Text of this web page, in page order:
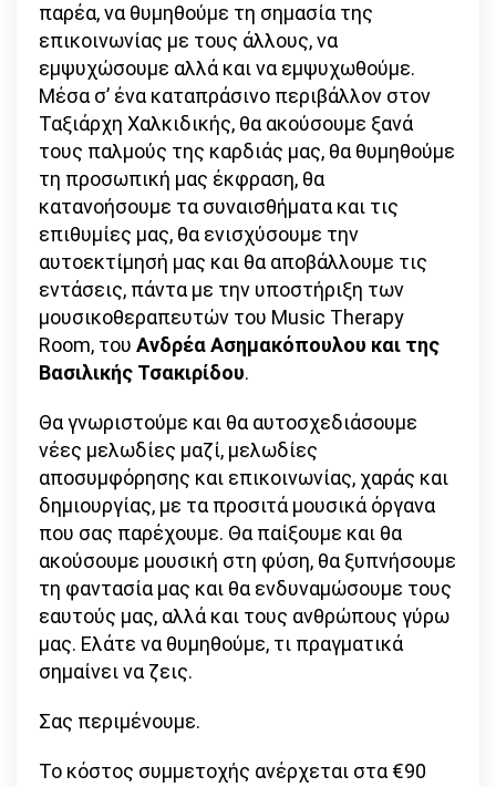
παρέα, να θυμηθούμε τη σημασία της
επικοινωνίας με τους άλλους, να
εμψυχώσουμε αλλά και να εμψυχωθούμε.
Μέσα σ’ ένα καταπράσινο περιβάλλον στον
Ταξιάρχη Χαλκιδικής, θα ακούσουμε ξανά
τους παλμούς της καρδιάς μας, θα θυμηθούμε
τη προσωπική μας έκφραση, θα
κατανοήσουμε τα συναισθήματα και τις
επιθυμίες μας, θα ενισχύσουμε την
αυτοεκτίμησή μας και θα αποβάλλουμε τις
εντάσεις, πάντα με την υποστήριξη των
μουσικοθεραπευτών του Music Therapy
Room, του Ανδρέα Ασημακόπουλου και της
Βασιλικής Τσακιρίδου.
Θα γνωριστούμε και θα αυτοσχεδιάσουμε
νέες μελωδίες μαζί, μελωδίες
αποσυμφόρησης και επικοινωνίας, χαράς και
δημιουργίας, με τα προσιτά μουσικά όργανα
που σας παρέχουμε. Θα παίξουμε και θα
ακούσουμε μουσική στη φύση, θα ξυπνήσουμε
τη φαντασία μας και θα ενδυναμώσουμε τους
εαυτούς μας, αλλά και τους ανθρώπους γύρω
μας. Ελάτε να θυμηθούμε, τι πραγματικά
σημαίνει να ζεις.
Σας περιμένουμε.
Το κόστος συμμετοχής ανέρχεται στα €90